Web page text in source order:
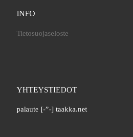
INFO
Tietosuojaseloste
YHTEYSTIEDOT
palaute [-”-] taakka.net